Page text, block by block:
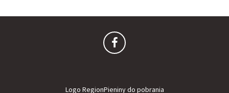
Logo RegionPieniny do pobrania